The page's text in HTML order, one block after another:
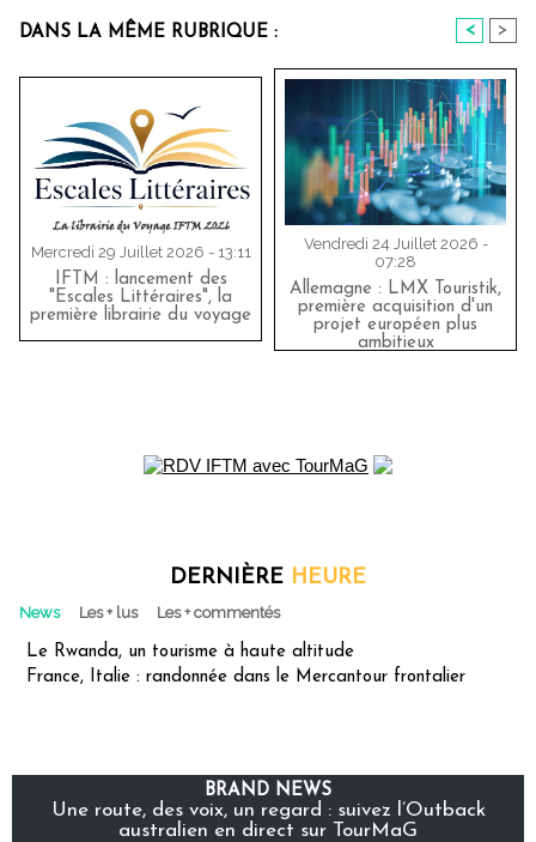
DANS LA MÊME RUBRIQUE : < >
Mercredi 29 Juillet 2026 - 13:11
IFTM : lancement des
"Escales Littéraires", la
première librairie du voyage
Vendredi 24 Juillet 2026 -
07:28
Allemagne : LMX Touristik,
première acquisition d'un
projet européen plus
ambitieux
DERNIÈRE HEURE
News Les + lus Les + commentés
Le Rwanda, un tourisme à haute altitude
France, Italie : randonnée dans le Mercantour frontalier
BRAND NEWS
Une route, des voix, un regard : suivez l’Outback
australien en direct sur TourMaG